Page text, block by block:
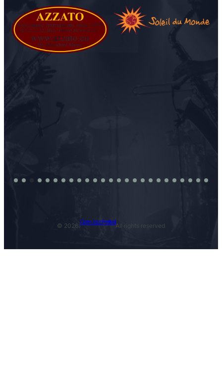
© 2026.
Open Jazz Festival
All rights reserved